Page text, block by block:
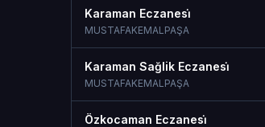
Karaman Eczanesi̇
MUSTAFAKEMALPAŞA
Karaman Sağlik Eczanesi̇
MUSTAFAKEMALPAŞA
Özkocaman Eczanesi̇